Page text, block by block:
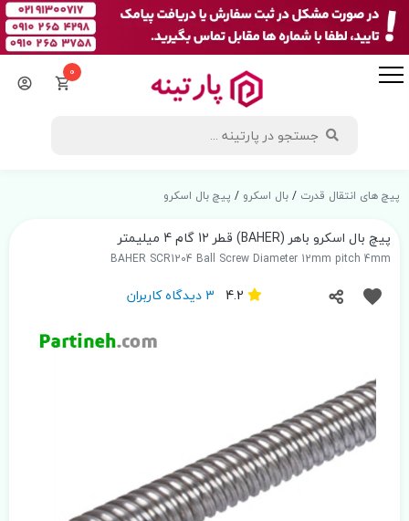
0
پیچ های انتقال قدرت /بال اسکرو / پیچ بال اسکرو
پیچ بال اسکرو باهر (BAHER) قطر 12 گام 4 میلیمتر
BAHER SCR1204 Ball Screw Diameter 12mm pitch 4mm
3 دیدگاه کاربران